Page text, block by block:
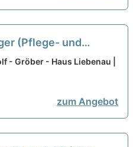
(Pflege- und
(m/w/d)
- Gröber - Haus Liebenau |
zum Angebot